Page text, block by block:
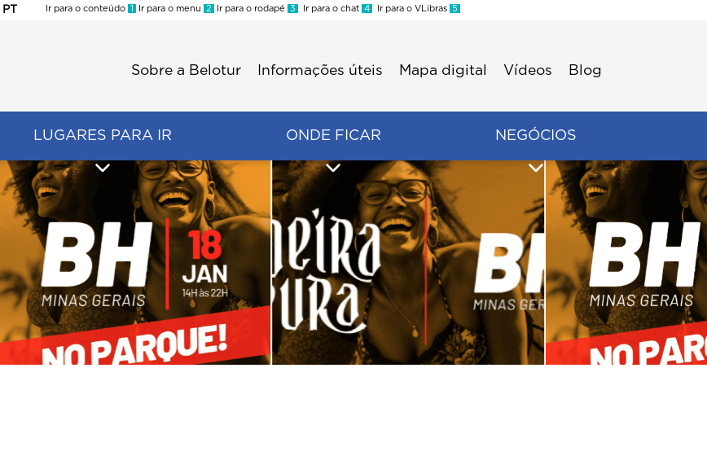
PT
Ir para o conteúdo 1 Ir para o menu 2 Ir para o rodapé 3 Ir para o chat 4 Ir para o VLibras 5
Sobre a Belotur Informações úteis Mapa digital Vídeos Blog
LUGARES PARA IR ONDE FICAR NEGÓCIOS